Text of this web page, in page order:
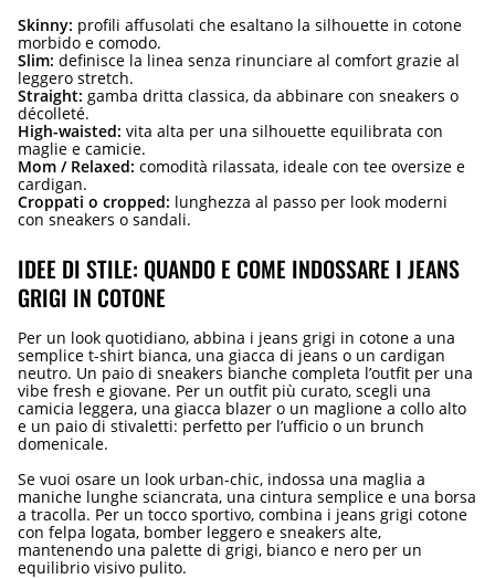
Skinny: profili affusolati che esaltano la silhouette in cotone
morbido e comodo.
Slim: definisce la linea senza rinunciare al comfort grazie al
leggero stretch.
Straight: gamba dritta classica, da abbinare con sneakers o
décolleté.
High-waisted: vita alta per una silhouette equilibrata con
maglie e camicie.
Mom / Relaxed: comodità rilassata, ideale con tee oversize e
cardigan.
Croppati o cropped: lunghezza al passo per look moderni
con sneakers o sandali.
IDEE DI STILE: QUANDO E COME INDOSSARE I JEANS
GRIGI IN COTONE
Per un look quotidiano, abbina i jeans grigi in cotone a una
semplice t-shirt bianca, una giacca di jeans o un cardigan
neutro. Un paio di sneakers bianche completa l’outfit per una
vibe fresh e giovane. Per un outfit più curato, scegli una
camicia leggera, una giacca blazer o un maglione a collo alto
e un paio di stivaletti: perfetto per l’ufficio o un brunch
domenicale.
Se vuoi osare un look urban-chic, indossa una maglia a
maniche lunghe sciancrata, una cintura semplice e una borsa
a tracolla. Per un tocco sportivo, combina i jeans grigi cotone
con felpa logata, bomber leggero e sneakers alte,
mantenendo una palette di grigi, bianco e nero per un
equilibrio visivo pulito.